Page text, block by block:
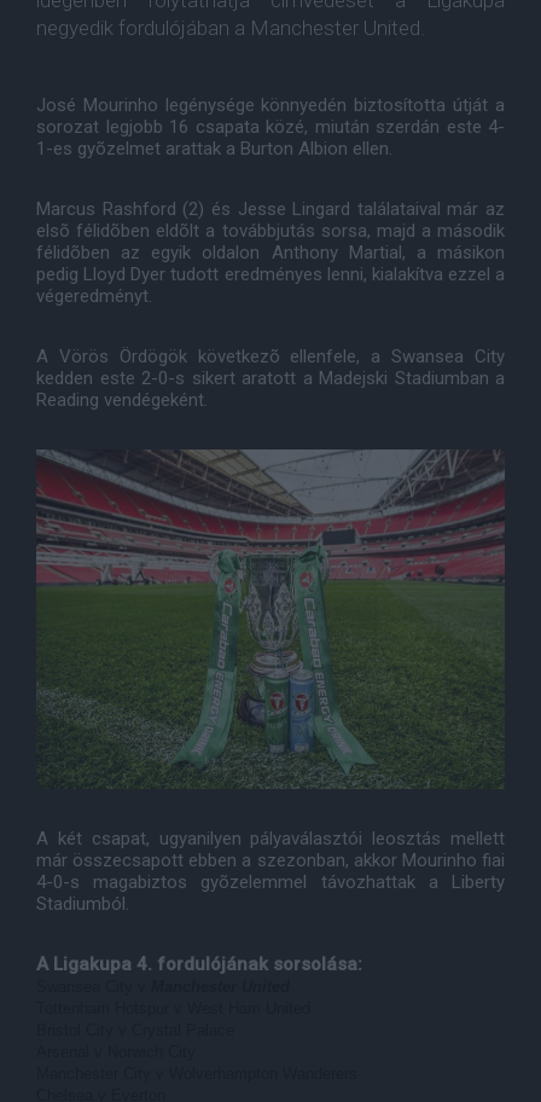
negyedik fordulójában a Manchester United.
José Mourinho legénysége könnyedén biztosította útját a
sorozat legjobb 16 csapata közé, miután szerdán este 4-
1-es gyõzelmet arattak a Burton Albion ellen.
Marcus Rashford (2) és Jesse Lingard találataival már az
elsõ félidõben eldõlt a továbbjutás sorsa, majd a második
félidõben az egyik oldalon Anthony Martial, a másikon
pedig Lloyd Dyer tudott eredményes lenni, kialakítva ezzel a
végeredményt.
A Vörös Ördögök következõ ellenfele, a Swansea City
kedden este 2-0-s sikert aratott a Madejski Stadiumban a
Reading vendégeként.
A két csapat, ugyanilyen pályaválasztói leosztás mellett
már összecsapott ebben a szezonban, akkor Mourinho fiai
4-0-s magabiztos gyõzelemmel távozhattak a Liberty
Stadiumból.
A Ligakupa 4. fordulójának sorsolása: